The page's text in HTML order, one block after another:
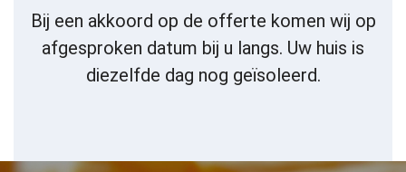
Bij een akkoord op de offerte komen wij op
afgesproken datum bij u langs. Uw huis is
diezelfde dag nog geïsoleerd.